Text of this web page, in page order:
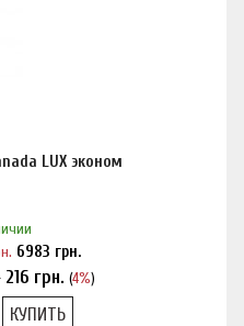
LUX эконом
6983 грн.
216 грн. (4%)
КУПИТЬ